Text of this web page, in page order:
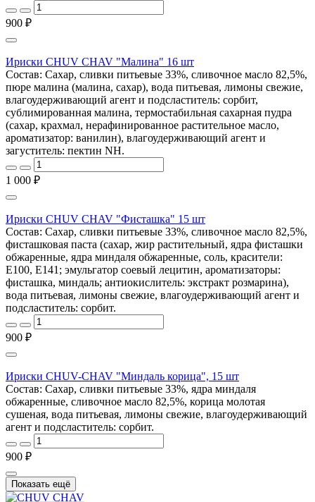
900 ₽
Ириски CHUV CHAV "Малина" 16 шт
Состав: Сахар, сливки питьевые 33%, сливочное масло 82,5%,
пюре малина (малина, сахар), вода питьевая, лимоны свежие,
влагоудерживающий агент и подсластитель: сорбит,
сублимированная малина, термостабильная сахарная пудра
(сахар, крахмал, нерафинированное растительное масло,
ароматизатор: ванилин), влагоудерживающий агент и
загуститель: пектин NH.
1 000 ₽
Ириски CHUV CHAV "Фисташка" 15 шт
Состав: Сахар, сливки питьевые 33%, сливочное масло 82,5%,
фисташковая паста (сахар, жир растительный, ядра фисташки
обжаренные, ядра миндаля обжаренные, соль, красители:
E100, E141; эмульгатор соевый лецитин, ароматизаторы:
фисташка, миндаль; антиокислитель: экстракт розмарина),
вода питьевая, лимоны свежие, влагоудерживающий агент и
подсластитель: сорбит.
900 ₽
Ириски CHUV-CHAV "Миндаль корица", 15 шт
Состав: Сахар, сливки питьевые 33%, ядра миндаля
обжаренные, сливочное масло 82,5%, корица молотая
сушеная, вода питьевая, лимоны свежие, влагоудерживающий
агент и подсластитель: сорбит.
900 ₽
Показать ещё